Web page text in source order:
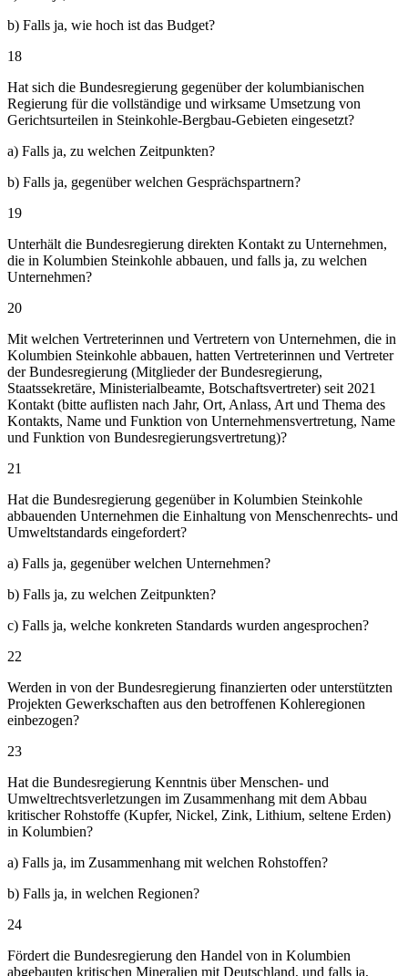
b) Falls ja, wie hoch ist das Budget?
18
Hat sich die Bundesregierung gegenüber der kolumbianischen
Regierung für die vollständige und wirksame Umsetzung von
Gerichtsurteilen in Steinkohle-Bergbau-Gebieten eingesetzt?
a) Falls ja, zu welchen Zeitpunkten?
b) Falls ja, gegenüber welchen Gesprächspartnern?
19
Unterhält die Bundesregierung direkten Kontakt zu Unternehmen,
die in Kolumbien Steinkohle abbauen, und falls ja, zu welchen
Unternehmen?
20
Mit welchen Vertreterinnen und Vertretern von Unternehmen, die in
Kolumbien Steinkohle abbauen, hatten Vertreterinnen und Vertreter
der Bundesregierung (Mitglieder der Bundesregierung,
Staatssekretäre, Ministerialbeamte, Botschaftsvertreter) seit 2021
Kontakt (bitte auflisten nach Jahr, Ort, Anlass, Art und Thema des
Kontakts, Name und Funktion von Unternehmensvertretung, Name
und Funktion von Bundesregierungsvertretung)?
21
Hat die Bundesregierung gegenüber in Kolumbien Steinkohle
abbauenden Unternehmen die Einhaltung von Menschenrechts- und
Umweltstandards eingefordert?
a) Falls ja, gegenüber welchen Unternehmen?
b) Falls ja, zu welchen Zeitpunkten?
c) Falls ja, welche konkreten Standards wurden angesprochen?
22
Werden in von der Bundesregierung finanzierten oder unterstützten
Projekten Gewerkschaften aus den betroffenen Kohleregionen
einbezogen?
23
Hat die Bundesregierung Kenntnis über Menschen- und
Umweltrechtsverletzungen im Zusammenhang mit dem Abbau
kritischer Rohstoffe (Kupfer, Nickel, Zink, Lithium, seltene Erden)
in Kolumbien?
a) Falls ja, im Zusammenhang mit welchen Rohstoffen?
b) Falls ja, in welchen Regionen?
24
Fördert die Bundesregierung den Handel von in Kolumbien
abgebauten kritischen Mineralien mit Deutschland, und falls ja,